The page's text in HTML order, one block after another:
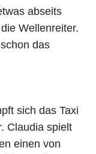
abseits
Wellenreiter.
das
sich das Taxi
Claudia spielt
einen von